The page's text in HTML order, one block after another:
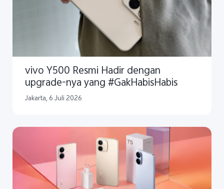
vivo Y500 Resmi Hadir dengan
upgrade-nya yang #GakHabisHabis
Jakarta, 6 Juli 2026